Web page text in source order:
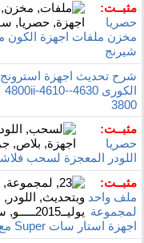
مثبــت:
حصريا
مخزن ملفات اجهزة
شيرنج
شرح تحديث اجهزة استرونج
الكورى 4630-4800ii-4610-
3800
مثبــت:
حصريا
اللودر المعجزة لسحب
مثبــت:
ملف واحد
لمجموعة
اجهزة استار سات Super مع اللودر وبتحديث 23 يوليــ2015ـــــو